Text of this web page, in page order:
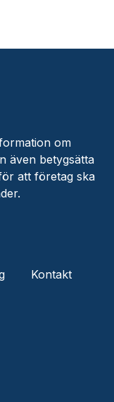
om
även betygsätta
att företag ska
Kontakt